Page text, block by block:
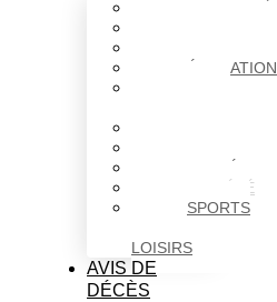
ÉDUCATION
SOCIÉTÉ
SPORTS
LOISIRS
AVIS DE
DÉCÈS